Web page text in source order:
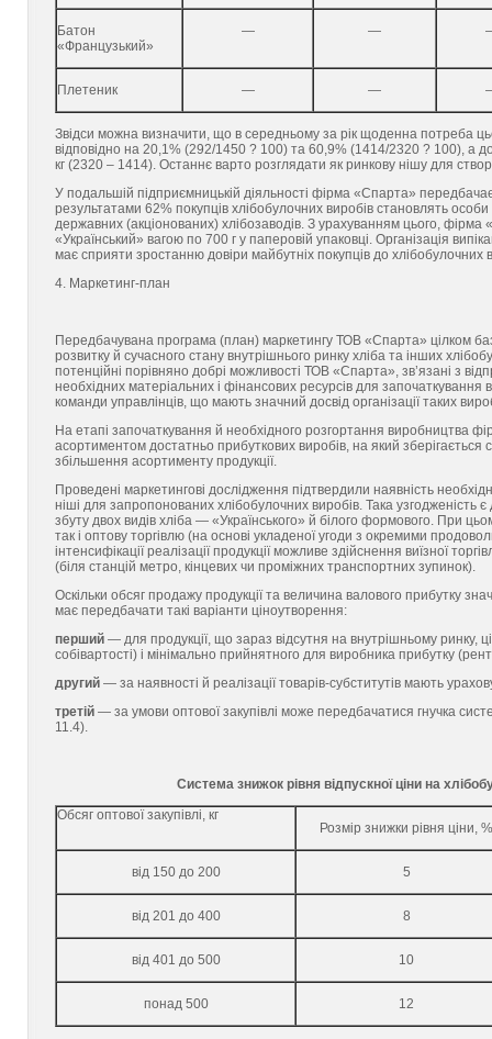
Батон
«Французький»
— —
Плетеник — —
Звідси можна визначити, що в середньому за рік щоденна потреба
відповідно на 20,1% (292/1450 ? 100) та 60,9% (1414/2320 ? 100), а
кг (2320 – 1414). Останнє варто розглядати як ринкову нішу для
У подальшій підприємницькій діяльності фірма «Спарта»
результатами 62% покупців хлібобулочних виробів становлять
державних (акціонованих) хлібозаводів. З урахуванням цього,
«Український» вагою по 700 г у паперовій упаковці. Організація
має сприяти зростанню довіри майбутніх покупців до
4. Маркетинг-план
Передбачувана програма (план) маркетингу ТОВ «Спарта» цілком
розвитку й сучасного стану внутрішнього ринку хліба та інших
потенційні порівняно добрі можливості ТОВ «Спарта», зв’язані з
необхідних матеріальних і фінансових ресурсів для започаткування
команди управлінців, що мають значний досвід організації таких
На етапі започаткування й необхідного розгортання виробництва
асортиментом достатньо прибуткових виробів, на який
збільшення асортименту продукції.
Проведені маркетингові дослідження підтвердили наявність
ніші для запропонованих хлібобулочних виробів. Така
збуту двох видів хліба — «Українського» й білого формового. При
так і оптову торгівлю (на основі укладеної угоди з окремими
інтенсифікації реалізації продукції можливе здійснення виїзної
(біля станцій метро, кінцевих чи проміжних транспортних зупинок).
Оскільки обсяг продажу продукції та величина валового прибутку
має передбачати такі варіанти ціноутворення:
перший — для продукції, що зараз відсутня на внутрішньому ринку,
собівартості) і мінімально прийнятного для виробника прибутку
другий — за наявності й реалізації товарів-субститутів мають
третій — за умови оптової закупівлі може передбачатися гнучка
11.4).
Система знижок рівня відпускної ціни на
Обсяг оптової закупівлі, кг
Розмір знижки рівня ціни, %
від 150 до 200 5
від 201 до 400 8
від 401 до 500 10
понад 500 12